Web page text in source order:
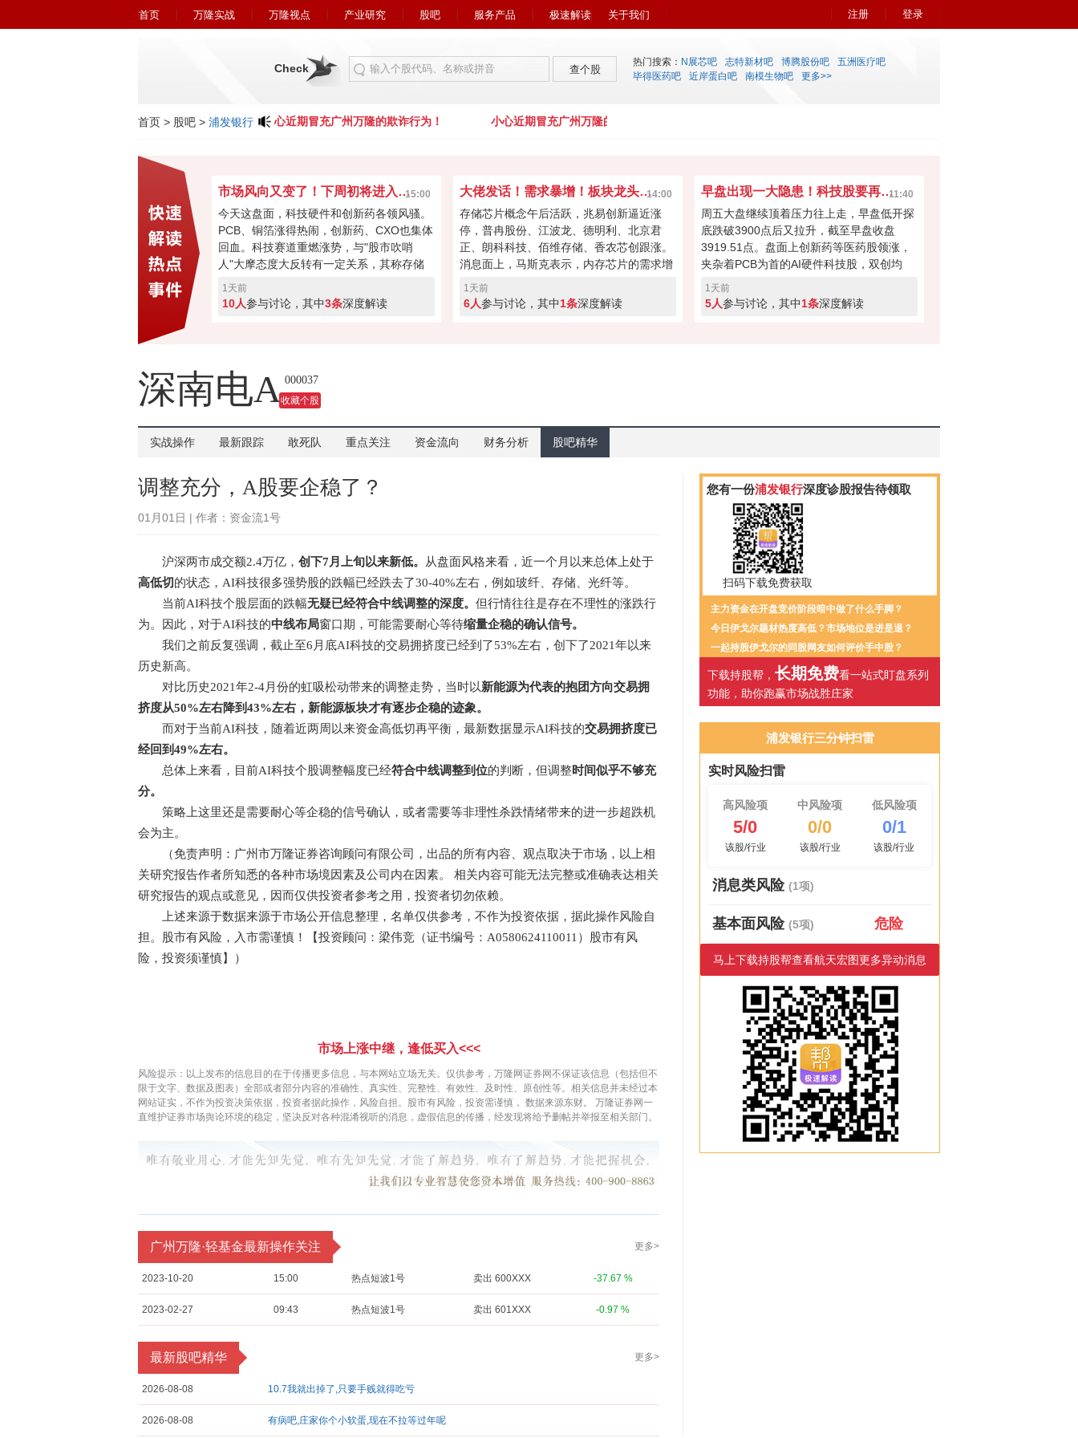
注册 登录
首页 万隆实战 万隆视点 产业研究 股吧 服务产品 极速解读 关于我们
Check 查个股
热门搜索： N展芯吧 志特新材吧 博腾股份吧
五洲医疗吧
毕得医药吧
近岸蛋白吧 南模生物吧 更多>>
首页 > 股吧 > 浦发银行小心近期冒充广州万隆的欺诈行为！ 小心近期冒充广州万隆的欺诈行为！
市场风向又变了！下周初将进入关键窗口？15:00
今天这盘面，科技硬件和创新药各领风骚。
PCB、铜箔涨得热闹，创新药、CXO也集体
回血。科技赛道重燃涨势，与"股市吹哨
人"大摩态度大反转有一定关系，其称存储
最悲观过去，市场焦点要转向资本回馈，回
购、现金流或将成新催化。经过本周的连续
1天前
10人参与讨论，其中3条深度解读
大佬发话！需求暴增！板块龙头冲击涨停？14:00
存储芯片概念午后活跃，兆易创新逼近涨
停，普冉股份、江波龙、德明利、北京君
正、朗科科技、佰维存储、香农芯创跟涨。
消息面上，马斯克表示，内存芯片的需求增
长速度远远超过了供应增速。马斯克对存储
芯片的需求状况具备很强的发言权，因为特
1天前
6人参与讨论，其中1条深度解读
早盘出现一大隐患！科技股要再次吸干大盘？11:40
周五大盘继续顶着压力往上走，早盘低开探
底跌破3900点后又拉升，截至早盘收盘
3919.51点。盘面上创新药等医药股领涨，
夹杂着PCB为首的AI硬件科技股，双创均
涨。科技股本次反弹力度不小，但早盘成交
缩量700多亿，如此下去会不会无法撑起大
1天前
5人参与讨论，其中1条深度解读
深南电A 000037
收藏个股
实战操作 最新跟踪 敢死队 重点关注 资金流向 财务分析 股吧精华
调整充分，A股要企稳了？
01月01日 | 作者：资金流1号
沪深两市成交额2.4万亿， 创下7月上旬以来新低。
从盘面风格来看，近一个月以来总体上处于
高低切的状态，AI科技很多强势股的跌幅已经跌去了30-40%左右，例如玻纤、存储、光纤等。
当前AI科技个股层面的跌幅无疑已经符合中线调整的深度。 但行情往往是存在不理性的涨跌行
为。因此，对于AI科技的中线布局窗口期，可能需要耐心等待缩量企稳的确认信号。
我们之前反复强调，截止至6月底AI科技的交易拥挤度已经到了53%左右，创下了2021年以来
历史新高。
对比历史2021年2-4月份的虹吸松动带来的调整走势，当时以新能源为代表的抱团方向交易拥
挤度从50%左右降到43%左右，新能源板块才有逐步企稳的迹象。
而对于当前AI科技，随着近两周以来资金高低切再平衡，最新数据显示AI科技的交易拥挤度已
经回到49%左右。
总体上来看，目前AI科技个股调整幅度已经符合中线调整到位的判断，但调整时间似乎不够充
分。
策略上这里还是需要耐心等企稳的信号确认，或者需要等非理性杀跌情绪带来的进一步超跌机
会为主。
（免责声明：广州市万隆证券咨询顾问有限公司，出品的所有内容、观点取决于市场，以上相
关研究报告作者所知悉的各种市场境因素及公司内在因素。 相关内容可能无法完整或准确表达相关
研究报告的观点或意见，因而仅供投资者参考之用，投资者切勿依赖。
上述来源于数据来源于市场公开信息整理，名单仅供参考，不作为投资依据，据此操作风险自
担。股市有风险，入市需谨慎！【投资顾问：梁伟竞（证书编号：A0580624110011）股市有风
险，投资须谨慎】）
市场上涨中继，逢低买入<<<
风险提示：以上发布的信息目的在于传播更多信息，与本网站立场无关。仅供参考，万隆网证券网不保证该信息（包括但不
限于文字、数据及图表）全部或者部分内容的准确性、真实性、完整性、有效性、及时性、原创性等。相关信息并未经过本
网站证实，不作为投资决策依据，投资者据此操作，风险自担。股市有风险，投资需谨慎， 数据来源东财。
万隆证券网一
直维护证券市场舆论环境的稳定，坚决反对各种混淆视听的消息，虚假信息的传播，经发现将给予删帖并举报至相关部门。
更多>
广州万隆·轻基金最新操作关注
2023-10-20 15:00 热点短波1号 卖出 600XXX -37.67 %
2023-02-27 09:43 热点短波1号 卖出 601XXX -0.97 %
更多>
最新股吧精华
2026-08-08 10.7我就出掉了,只要手贱就得吃亏
2026-08-08 有病吧,庄家你个小软蛋,现在不拉等过年呢
您有一份浦发银行深度诊股报告待领取
扫码下载免费获取
主力资金在开盘竞价阶段暗中做了什么手脚？
今日伊戈尔题材热度高低？市场地位是进是退？
一起持股伊戈尔的同股网友如何评价手中股？
下载持股帮， 长期免费看一站式盯盘系列
功能，助你跑赢市场战胜庄家
浦发银行三分钟扫雷
实时风险扫雷
高风险项
5/0
该股/行业
中风险项
0/0
该股/行业
低风险项
0/1
该股/行业
消息类风险 (1项)
基本面风险 (5项) 危险
马上下载持股帮查看航天宏图更多异动消息